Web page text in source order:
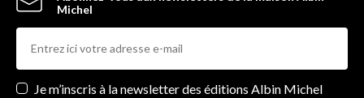
Michel
Newsletters
Je m’inscris à la newsletter des éditions Albin Michel